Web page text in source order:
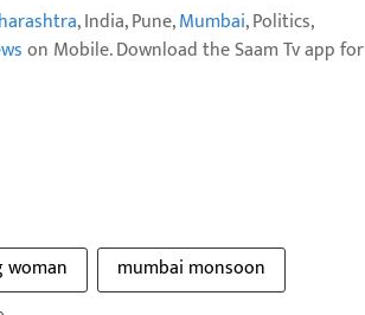
, India, Pune,Mumbai, Politics,
on Mobile. Download the Saam Tv app for
woman
mumbai monsoon